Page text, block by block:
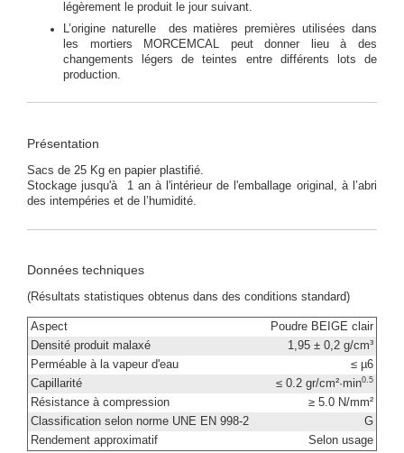
légèrement le produit le jour suivant.
L’origine naturelle des matières premières utilisées dans
les mortiers MORCEMCAL peut donner lieu à des
changements légers de teintes entre différents lots de
production.
Présentation
Sacs de 25 Kg en papier plastifié.
Stockage jusqu'à 1 an à l'intérieur de l'emballage original, à l’abri
des intempéries et de l’humidité.
Données techniques
(Résultats statistiques obtenus dans des conditions standard)
Aspect
Poudre BEIGE clair
Densité produit malaxé
1,95 ± 0,2 g/cm³
Perméable à la vapeur d'eau
≤ µ6
Capillarité
≤ 0.2 gr/cm²·min0.5
Résistance à compression
≥ 5.0 N/mm²
Classification selon norme UNE EN 998-2
G
Rendement approximatif
Selon usage